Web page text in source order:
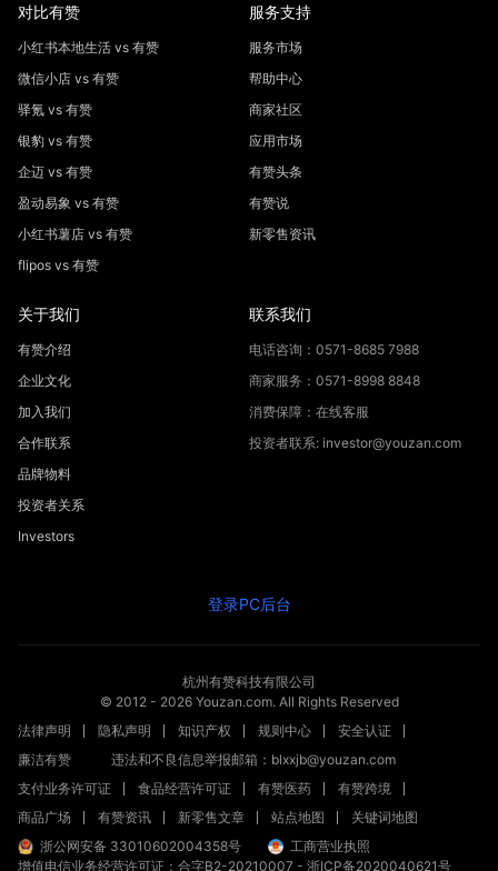
对比有赞
小红书本地生活 vs 有赞
微信小店 vs 有赞
驿氪 vs 有赞
银豹 vs 有赞
企迈 vs 有赞
盈动易象 vs 有赞
小红书薯店 vs 有赞
flipos vs 有赞
服务支持
服务市场
帮助中心
商家社区
应用市场
有赞头条
有赞说
新零售资讯
关于我们
有赞介绍
企业文化
加入我们
合作联系
品牌物料
投资者关系
Investors
联系我们
电话咨询：0571-8685 7988
商家服务：0571-8998 8848
消费保障：在线客服
投资者联系: investor@youzan.com
登录PC后台
杭州有赞科技有限公司
© 2012 - 2026Youzan.com. All Rights Reserved
法律声明
隐私声明 知识产权 规则中心
安全认证
廉洁有赞
违法和不良信息举报邮箱：blxxjb@youzan.com
支付业务许可证
食品经营许可证 有赞医药
有赞跨境
商品广场
有赞资讯 新零售文章 站点地图
关键词地图
浙公网安备 33010602004358号
工商营业执照
增值电信业务经营许可证：合字B2-20210007 - 浙ICP备2020040621号